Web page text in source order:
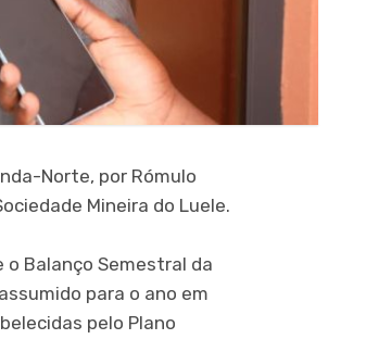
Norte, por Rómulo
Mineira do Luele.
Balanço Semestral da
para o ano em
pelo Plano